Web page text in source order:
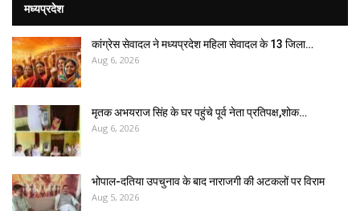
मध्यप्रदेश
कांग्रेस सेवादल ने मध्यप्रदेश महिला सेवादल के 13 जिला…
Aug 6, 2026
मृतक अभयराज सिंह के घर पहुंचे पूर्व नेता प्रतिपक्ष,शोक…
Aug 6, 2026
भोपाल-दतिया उपचुनाव के बाद नाराजगी की अटकलों पर विराम
Aug 5, 2026